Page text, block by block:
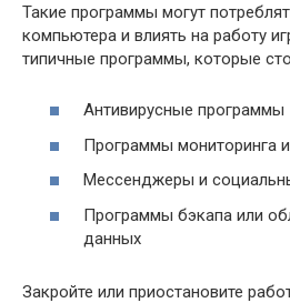
Такие программы могут
компьютера и влиять на работу
типичные программы, которые
Антивирусные программы
Программы мониторинга
Мессенджеры и
Программы бэкапа или
данных
Закройте или приостановите